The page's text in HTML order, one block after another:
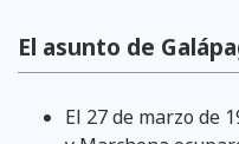
El asunto de
El 27 de marzo de